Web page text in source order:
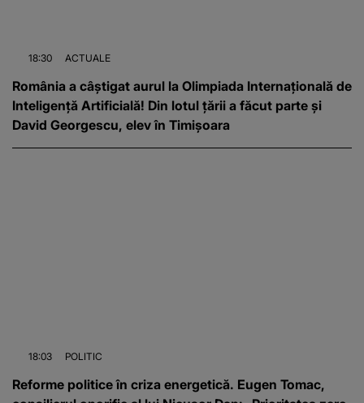
18:30 ACTUALE
România a câștigat aurul la Olimpiada Internațională de
Inteligență Artificială! Din lotul țării a făcut parte și
David Georgescu, elev în Timișoara
18:03 POLITIC
Reforme politice în criza energetică. Eugen Tomac,